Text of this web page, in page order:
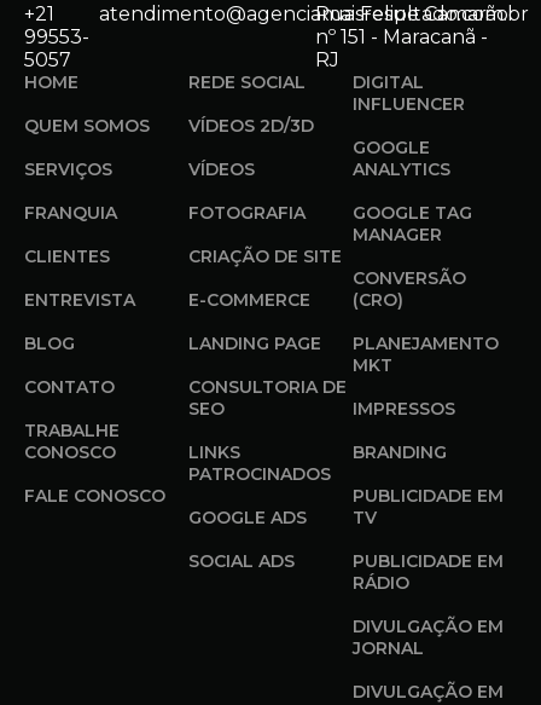
+21
99553-
5057
atendimento@agenciamaisresultado.com.br
Rua Felipe Camarão
nº 151 - Maracanã -
RJ
HOME
QUEM SOMOS
SERVIÇOS
FRANQUIA
CLIENTES
ENTREVISTA
BLOG
CONTATO
TRABALHE
CONOSCO
FALE CONOSCO
REDE SOCIAL
VÍDEOS 2D/3D
VÍDEOS
FOTOGRAFIA
CRIAÇÃO DE SITE
E-COMMERCE
LANDING PAGE
CONSULTORIA DE
SEO
LINKS
PATROCINADOS
GOOGLE ADS
SOCIAL ADS
DIGITAL
INFLUENCER
GOOGLE
ANALYTICS
GOOGLE TAG
MANAGER
CONVERSÃO
(CRO)
PLANEJAMENTO
MKT
IMPRESSOS
BRANDING
PUBLICIDADE EM
TV
PUBLICIDADE EM
RÁDIO
DIVULGAÇÃO EM
JORNAL
DIVULGAÇÃO EM